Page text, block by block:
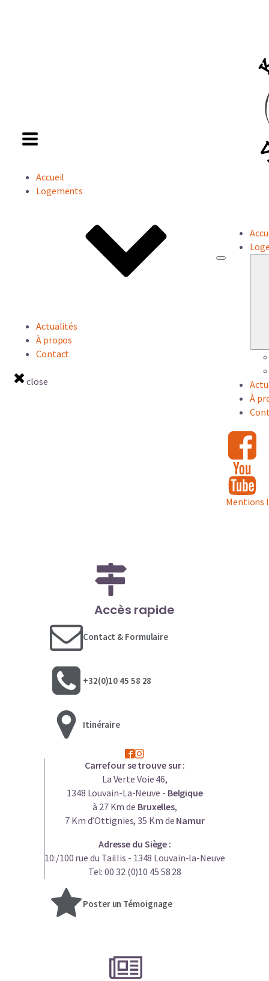
Accueil
Logements
Actualités
À propos
Contact
close
À
Mentions
Accès rapide
Contact & Formulaire
+32(0)10 45 58 28
Itinéraire
Carrefour se trouve sur :
La Verte Voie 46,
1348 Louvain-La-Neuve - Belgique
à 27 Km de Bruxelles,
7 Km d’Ottignies, 35 Km de Namur
Adresse du Siège :
10:/100 rue du Taillis - 1348 Louvain-la-Neuve
Tel: 00 32 (0)10 45 58 28
Poster un Témoignage